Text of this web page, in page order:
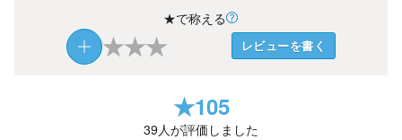
★で称える
★★★ レビューを書く
★105
39人が評価しました